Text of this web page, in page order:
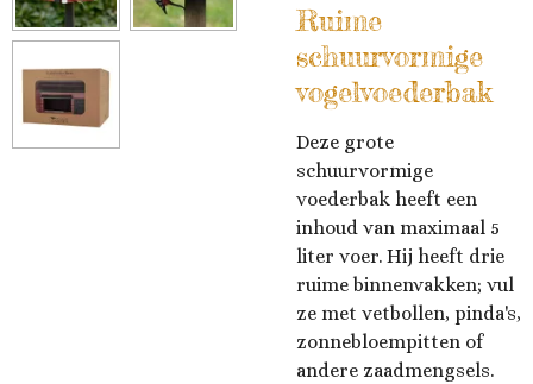
Ruime
schuurvormige
vogelvoederbak
Deze grote
schuurvormige
voederbak heeft een
inhoud van maximaal 5
liter voer. Hij heeft drie
ruime binnenvakken; vul
ze met vetbollen, pinda's,
zonnebloempitten of
andere zaadmengsels.